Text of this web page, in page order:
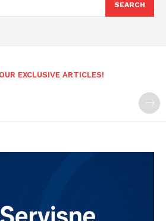
SEARCH
EXCLUSIVE ARTICLES!